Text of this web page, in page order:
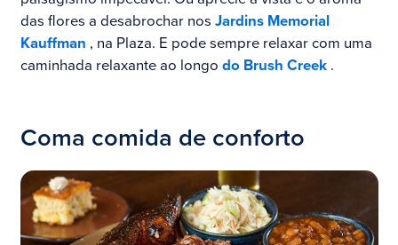
das flores a desabrochar nos Jardins Memorial
Kauffman , na Plaza. E pode sempre relaxar com uma
caminhada relaxante ao longo do Brush Creek.
Coma comida de conforto